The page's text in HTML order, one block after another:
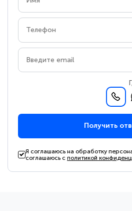
Получить
Я соглашаюсь на обработку
соглашаюсь сполитикой